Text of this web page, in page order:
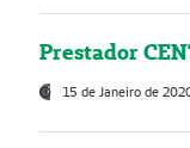
Prestador
15 de Janeiro de